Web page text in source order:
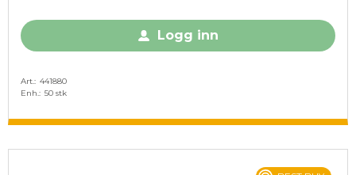
Logg inn
Art.
441880
Enh.
50 stk